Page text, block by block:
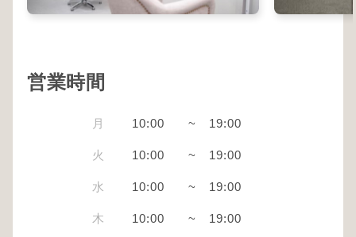
営業時間
月 10:00 ~ 19:00
火 10:00 ~ 19:00
水 10:00 ~ 19:00
木 10:00 ~ 19:00